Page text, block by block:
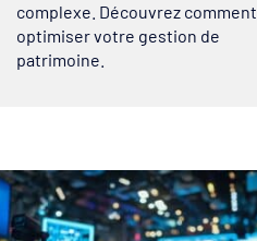
complexe. Découvrez comment
optimiser votre gestion de
patrimoine.